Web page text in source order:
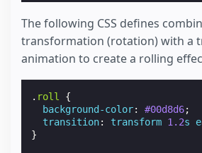
The following CSS defines
transformation (rotation) with a
animation to create a rolling
. roll
{
background-color: #00d8d6;
transition: transform 1.2s
}